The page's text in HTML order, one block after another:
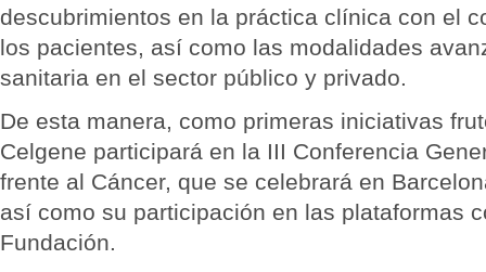
descubrimientos en la práctica clínica con el
los pacientes, así como las modalidades
sanitaria en el sector público y privado.
De esta manera, como primeras iniciativas
Celgene participará en la III Conferencia
frente al Cáncer, que se celebrará en
así como su participación en las plataformas
Fundación.